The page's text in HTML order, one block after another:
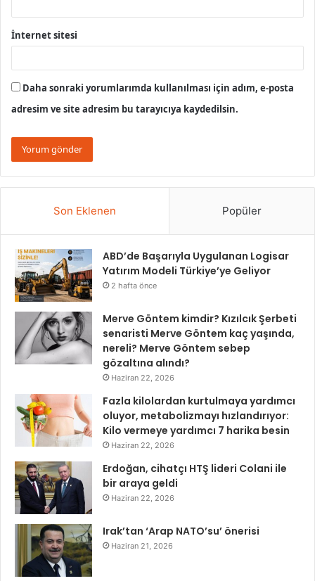
İnternet sitesi
Daha sonraki yorumlarımda kullanılması için adım, e-posta
adresim ve site adresim bu tarayıcıya kaydedilsin.
Son Eklenen Popüler
ABD’de Başarıyla Uygulanan Logisar
Yatırım Modeli Türkiye’ye Geliyor
2 hafta önce
Merve Göntem kimdir? Kızılcık Şerbeti
senaristi Merve Göntem kaç yaşında,
nereli? Merve Göntem sebep
gözaltına alındı?
Haziran 22, 2026
Fazla kilolardan kurtulmaya yardımcı
oluyor, metabolizmayı hızlandırıyor:
Kilo vermeye yardımcı 7 harika besin
Haziran 22, 2026
Erdoğan, cihatçı HTŞ lideri Colani ile
bir araya geldi
Haziran 22, 2026
Irak’tan ‘Arap NATO’su’ önerisi
Haziran 21, 2026